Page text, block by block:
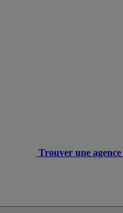
Trouver une agence